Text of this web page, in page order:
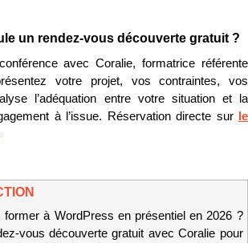
un rendez-vous découverte gratuit ?
avec Coralie, formatrice référente
votre projet, vos contraintes, vos
l’adéquation entre votre situation et la
à l’issue. Réservation directe sur
le
former à WordPress en présentiel en 2026 ?
vous découverte gratuit avec Coralie pour